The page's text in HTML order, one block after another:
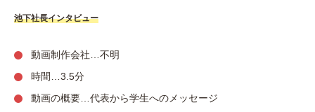
池下社長インタビュー
動画制作会社…不明
時間…3.5分
動画の概要…代表から学生へのメッセージ